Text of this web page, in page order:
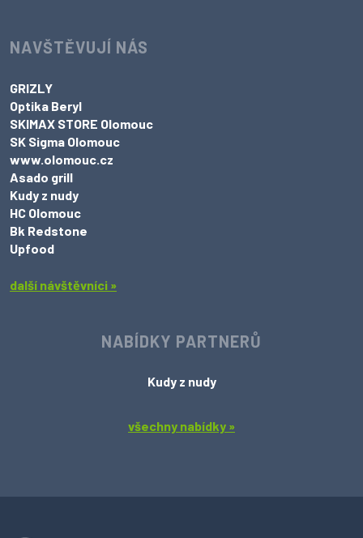
NAVŠTĚVUJÍ NÁS
GRIZLY
Optika Beryl
SKIMAX STORE Olomouc
SK Sigma Olomouc
www.olomouc.cz
Asado grill
Kudy z nudy
HC Olomouc
Bk Redstone
Upfood
další návštěvníci »
NABÍDKY PARTNERŮ
Kudy z nudy